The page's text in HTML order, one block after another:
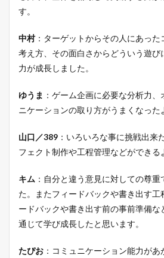
す。
中村：ターゲットからその人にあった
考え方、その面白さからどういう遊び
力が成長しました。
ゆうま ：ゲーム企画に必要な分析力、
ニケーションの取り方がうまくなった
山口／389 ：いろいろな事に挑戦出来
フェクト制作や工程管理などができる
キム ：自分と違う意見に対しての尊
た。またフィードバックや書き出す工
ードバックや書き出す前の事前準備な
通じて学び成長したと思います。
たぴお ：コミュニケーション能力があ